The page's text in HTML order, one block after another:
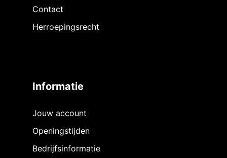
Contact
Herroepingsrecht
Informatie
Jouw account
Openingstijden
Bedrijfsinformatie